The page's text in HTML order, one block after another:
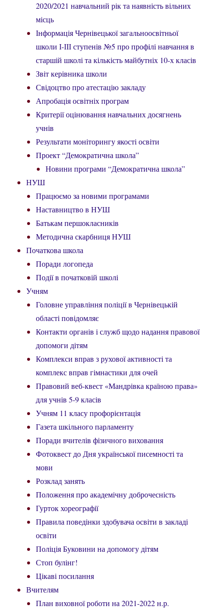
2020/2021 навчальний рік та наявність вільних
місць
Інформація Чернівецької загальноосвітньої
школи І-ІІІ ступенів №5 про профілі навчання в
старшій школі та кількість майбутніх 10-х класів
Звіт керівника школи
Свідоцтво про атестацію закладу
Апробація освітніх програм
Критерії оцінювання навчальних досягнень
учнів
Результати моніторингу якості освіти
Проект “Демократична школа”
Новини програми “Демократична школа”
НУШ
Працюємо за новими програмами
Наставництво в НУШ
Батькам першокласників
Методична скарбниця НУШ
Початкова школа
Поради логопеда
Події в початковій школі
Учням
Головне управління поліції в Чернівецькій
області повідомляє
Контакти органів і служб щодо надання правової
допомоги дітям
Комплекси вправ з рухової активності та
комплекс вправ гімнастики для очей
Правовий веб-квест «Мандрівка країною права»
для учнів 5-9 класів
Учням 11 класу профорієнтація
Газета шкільного парламенту
Поради вчителів фізичного виховання
Фотоквест до Дня української писемності та
мови
Розклад занять
Положення про академічну доброчесність
Гурток хореографії
Правила поведінки здобувача освіти в закладі
освіти
Поліція Буковини на допомогу дітям
Стоп булінг!
Цікаві посилання
Вчителям
План виховної роботи на 2021-2022 н.р.